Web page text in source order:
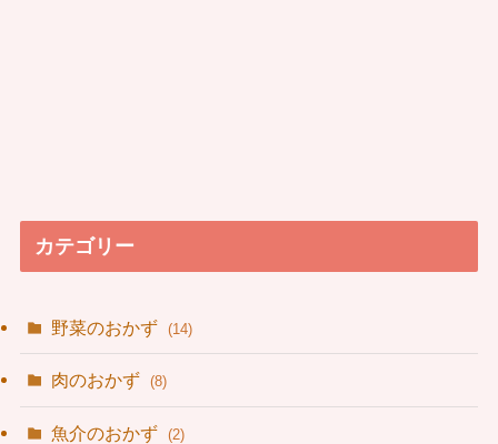
カテゴリー
野菜のおかず (14)
肉のおかず (8)
魚介のおかず (2)